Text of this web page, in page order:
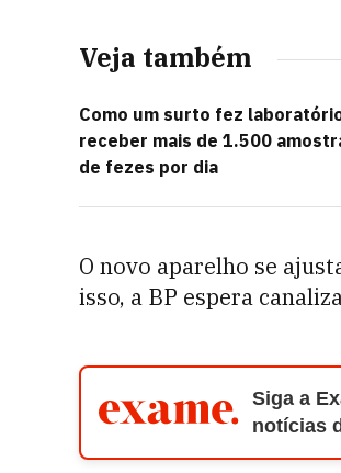
Veja também
Como um surto fez
receber mais de 1.500
de fezes por dia
O novo aparelho se
isso, a BP espera
Siga a
notícias